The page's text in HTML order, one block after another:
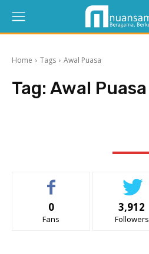
Home Tags Awal Puasa
Tag: Awal Puasa
0
Fans
3,912
Followers